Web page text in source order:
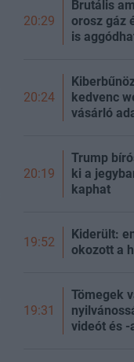
20:29
Brutális
orosz gáz
is
20:24
kedvenc
vásárló
20:19
Trump
ki a
kaphat
19:52
Kiderült:
okozott a
19:31
Tömegek
videót és -